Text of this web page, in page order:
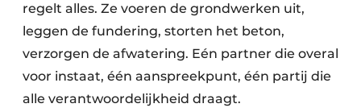
regelt alles. Ze voeren de grondwerken uit,
leggen de fundering, storten het beton,
verzorgen de afwatering. Eén partner die overal
voor instaat, één aanspreekpunt, één partij die
alle verantwoordelijkheid draagt.